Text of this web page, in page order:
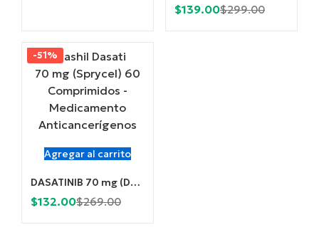
$139.00Current
$299.00Original
Agregar al carrito
-51%
DASATINIB 70 mg (Dasashil) x 60 Comprimidos
$132.00Current
$269.00Original